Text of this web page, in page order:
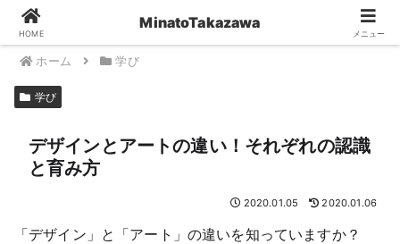
ホーム 学び
学び
デザインとアートの違い！それぞれの認識
と育み方
2020.01.05 2020.01.06
「デザイン」と「アート」の違いを知っていますか？
HOME
MinatoTakazawa
メニュー